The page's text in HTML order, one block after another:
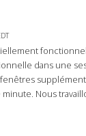
dans une
Nous